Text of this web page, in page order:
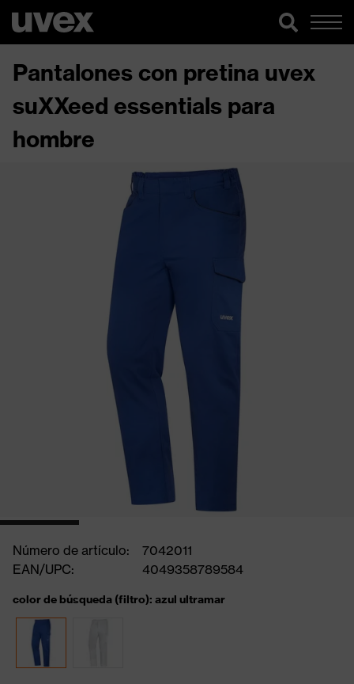
Pantalones con pretina uvex
suXXeed essentials para
hombre
Número de artículo:
7042011
EAN/UPC:
4049358789584
color de búsqueda (filtro): azul ultramar